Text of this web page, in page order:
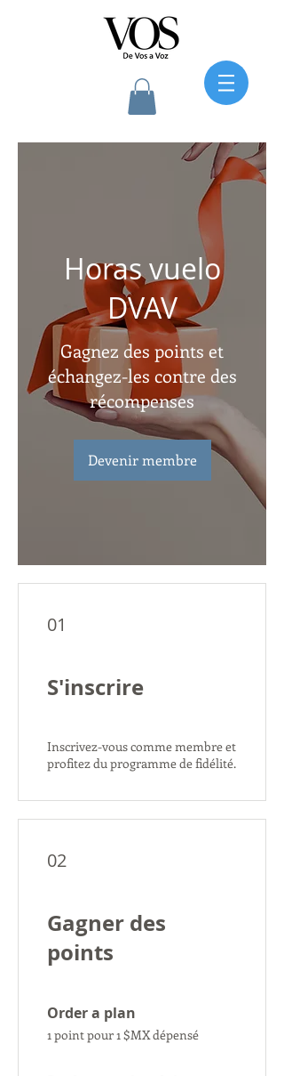
Horas vuelo
DVAV
Gagnez des points et
échangez-les contre des
récompenses
Devenir membre
01
S'inscrire
Inscrivez-vous comme membre et
profitez du programme de fidélité.
02
Gagner des
points
Order a plan
1 point pour 1 $MX dépensé